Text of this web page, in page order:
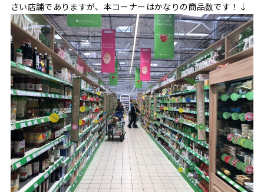
さい店舗でありますが、本コーナーはかなりの商品数です！↓